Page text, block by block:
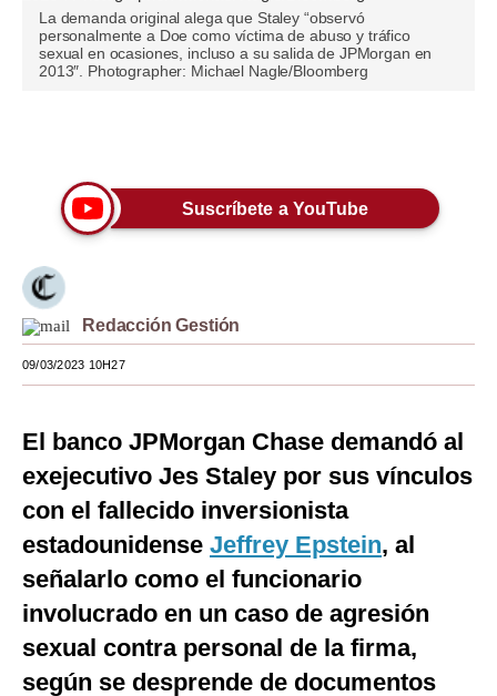
Pregunta de hoy
Blogs
Viajes
Moda
Estilos
Mundo
EEUU
España
Internacional
Tecnología
Club del Suscriptor
G de Gestión
La demanda original alega que Staley “observó
personalmente a Doe como víctima de abuso y tráfico
sexual en ocasiones, incluso a su salida de JPMorgan en
2013″. Photographer: Michael Nagle/Bloomberg
Suscríbete a YouTube
Redacción Gestión
09/03/2023 10H27
El banco JPMorgan Chase demandó al
exejecutivo Jes Staley por sus vínculos
con el fallecido inversionista
estadounidense Jeffrey Epstein, al
señalarlo como el funcionario
involucrado en un caso de agresión
sexual contra personal de la firma,
según se desprende de documentos